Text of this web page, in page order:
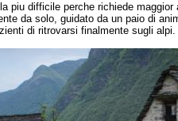
la piu difficile perche richiede
da solo, guidato da un paio di
di ritrovarsi finalmente sugli alpi.